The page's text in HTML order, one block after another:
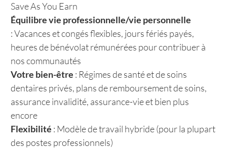
Save As You Earn
Équilibre vie professionnelle/vie personnelle
: Vacances et congés flexibles, jours fériés payés,
heures de bénévolat rémunérées pour contribuer à
nos communautés
Votre bien-être : Régimes de santé et de soins
dentaires privés, plans de remboursement de soins,
assurance invalidité, assurance-vie et bien plus
encore
Flexibilité : Modèle de travail hybride (pour la plupart
des postes professionnels)